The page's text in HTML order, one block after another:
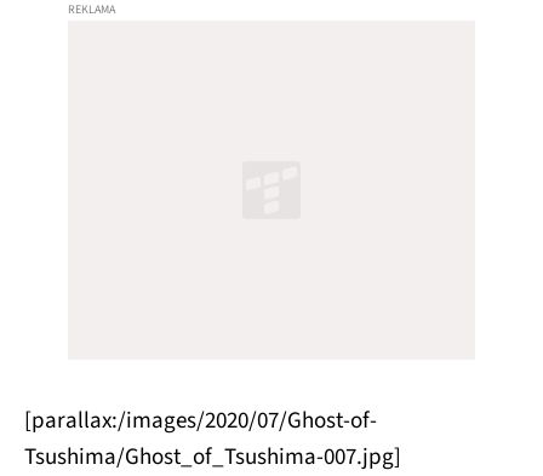
[parallax:/images/2020/07/Ghost-of-
Tsushima/Ghost_of_Tsushima-007.jpg]